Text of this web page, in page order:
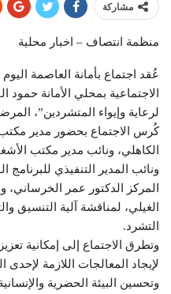
مشاركة
منظمة انتصاف – اخبار محلية
عُقد اجتماع بأمانة العاصمة
الاجتماعية بمحلي الأمانة
لرعاية وإيواء المتشردين”،
كُرس الاجتماع بحضور مدير مكتب
الكاهلي، ونائب مدير مكتب
ونائب المدير التنفيذي
المركز الدكتور عمر الخرساني،
الغيلي، لمناقشة آلية التنسيق
التشرد.
وتطرق الاجتماع إلى إمكانية
لإيجاد المعالجات اللازمة لإحدى
وتحسين البيئة الحضرية